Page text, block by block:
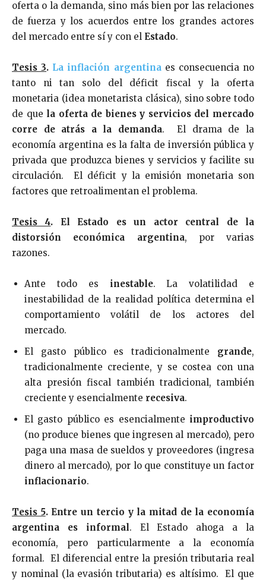
oferta o la demanda, sino más bien por las relaciones
de fuerza y los acuerdos entre los grandes actores
del mercado entre sí y con el Estado.
Tesis 3. La inflación argentinaes consecuencia no
tanto ni tan solo del déficit fiscal y la oferta
monetaria (idea monetarista clásica), sino sobre todo
de que la oferta de bienes y servicios del mercado
corre de atrás a la demanda. El drama de la
economía argentina es la falta de inversión pública y
privada que produzca bienes y servicios y facilite su
circulación. El déficit y la emisión monetaria son
factores que retroalimentan el problema.
Tesis 4.
El Estado es un actor central de la
distorsión económica argentina, por varias
razones.
Ante todo es inestable. La volatilidad e
inestabilidad de la realidad política determina el
comportamiento volátil de los actores del
mercado.
El gasto público es tradicionalmente grande,
tradicionalmente creciente, y se costea con una
alta presión fiscal también tradicional, también
creciente y esencialmente recesiva.
El gasto público es esencialmente improductivo
(no produce bienes que ingresen al mercado), pero
paga una masa de sueldos y proveedores (ingresa
dinero al mercado), por lo que constituye un factor
inflacionario.
Tesis 5. Entre un tercio y la mitad de la economía
argentina es informal. El Estado ahoga a la
economía, pero particularmente a la economía
formal. El diferencial entre la presión tributaria real
y nominal (la evasión tributaria) es altísimo. El que